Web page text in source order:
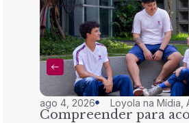
ago 4, 2026 Loyola na Mídia ,
Compreender para